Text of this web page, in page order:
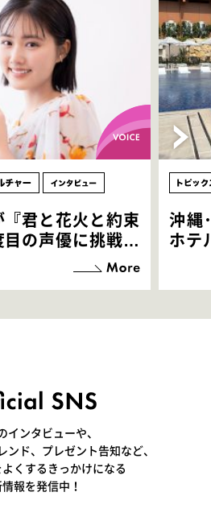
君と花火と約束
の声優に挑戦！
せてもらっている
､お芝居に没頭で
沖縄
ホテ
インタビューや、
ンド、プレゼント告知など、
くするきっかけになる
報を発信中！